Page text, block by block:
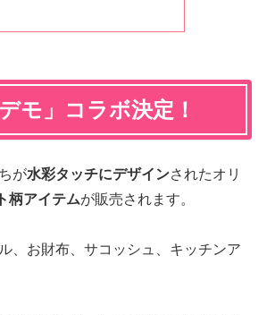
モ」コラボ決定！
が水彩タッチにデザインされたオリ
柄アイテムが販売されます。
、お財布、サコッシュ、キッチンア